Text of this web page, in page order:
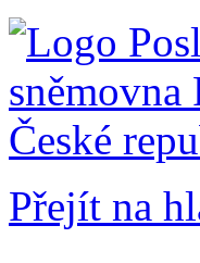
Přejít na